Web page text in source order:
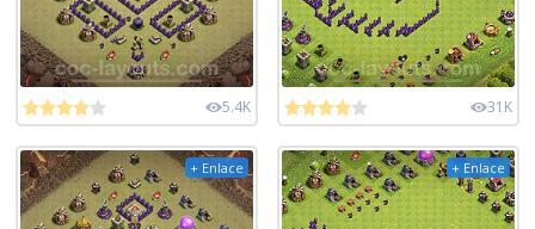
5.4K 31K
+ Enlace + Enlace